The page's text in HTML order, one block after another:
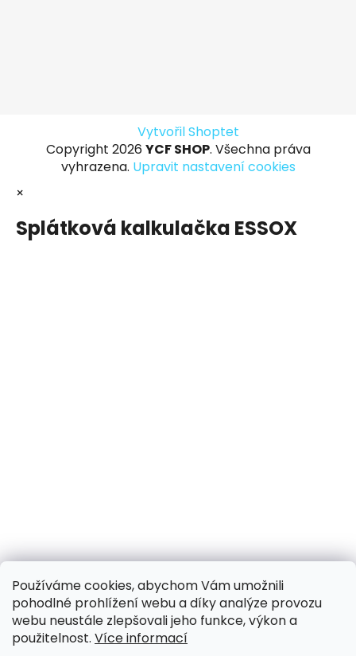
Používáme cookies, abychom Vám umožnili
pohodlné prohlížení webu a díky analýze provozu
webu neustále zlepšovali jeho funkce, výkon a
použitelnost. Více informací
Vytvořil Shoptet
Copyright 2026 YCF SHOP. Všechna práva
vyhrazena. Upravit nastavení cookies
×
Splátková kalkulačka ESSOX